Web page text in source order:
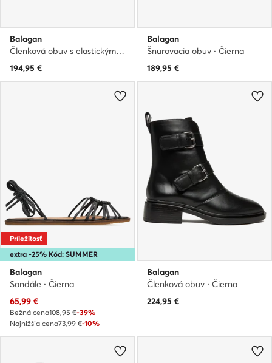
Balagan
Členková obuv s elastickým prvkom · Hnedá
194,95 €
Balagan
Šnurovacia obuv · Čierna
189,95 €
extra -25% Kód: SUMMER
Príležitosť
Balagan
Sandále · Čierna
Aktuálna cena
65,99 €
Bežná cena108,95 €-39%
Najnižšia cena73,99 €-10%
Balagan
Členková obuv · Čierna
224,95 €